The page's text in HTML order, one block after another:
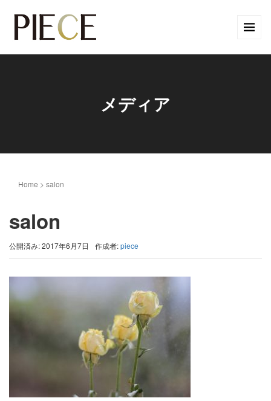
メディア
Home > salon
salon
公開済み: 2017年6月7日 作成者:piece